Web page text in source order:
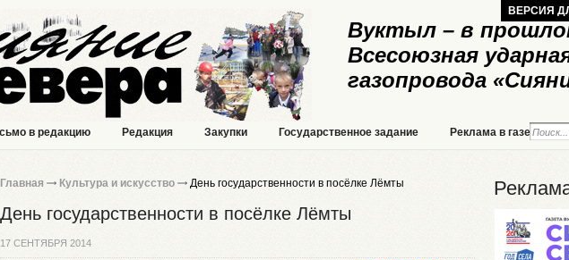
Вуктыл – в
Всесоюзная
газопровода
ВЕРСИЯ
в редакцию Редакция Закупки Государственное задание Реклама в газете
Главная Культура и искусство День государственности в посёлке Лёмты
День государственности в посёлке Лёмты
17 СЕНТЯБРЯ 2014